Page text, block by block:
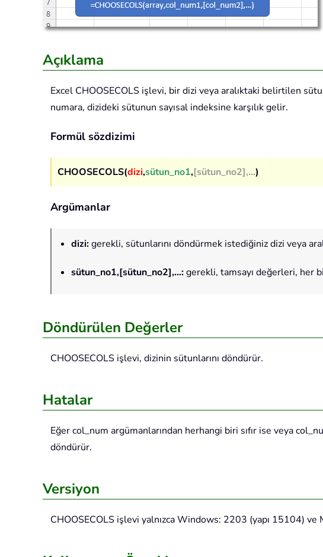
Açıklama
Excel CHOOSECOLS işlevi, bir dizi veya aralıktaki belirtilen
numara, dizideki sütunun sayısal indeksine karşılık gelir.
Formül sözdizimi
CHOOSECOLS(dizi,sütun_no1,[sütun_no2],...)
Argümanlar
dizi:gerekli, sütunlarını döndürmek istediğiniz dizi veya
sütun_no1,[sütun_no2],…:gerekli, tamsayı değerleri, her
Döndürülen Değerler
CHOOSECOLS işlevi, dizinin sütunlarını döndürür.
Hatalar
Eğer col_num argümanlarından herhangi biri sıfır ise veya
döndürür.
Versiyon
CHOOSECOLS işlevi yalnızca Windows: 2203 (yapı 15104)